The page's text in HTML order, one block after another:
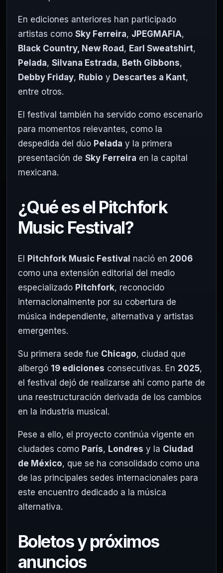
En ediciones anteriores han participado
artistas como Sky Ferreira, JPEGMAFIA,
Black Country, New Road , Earl Sweatshirt,
Pelada, Silvana Estrada, Beth Gibbons,
Debby Friday, Rubio y Descartes a Kant,
entre otros.
El festival también ha servido como escenario
para momentos relevantes, como la
despedida del dúo Pelada y la primera
presentación de Sky Ferreira en la capital
mexicana.
¿Qué es el Pitchfork
Music Festival?
El Pitchfork Music Festival nació en 2006
como una extensión editorial del medio
especializado Pitchfork, reconocido
internacionalmente por su cobertura de
música independiente, alternativa y artistas
emergentes.
Su primera sede fue Chicago, ciudad que
albergó 19 ediciones consecutivas. En 2025,
el festival dejó de realizarse ahí como parte de
una reestructuración derivada de los cambios
en la industria musical.
Pese a ello, el proyecto continúa vigente en
ciudades como París, Londres y la Ciudad
de México, que se ha consolidado como una
de las principales sedes internacionales para
este encuentro dedicado a la música
alternativa.
Boletos y próximos
anuncios